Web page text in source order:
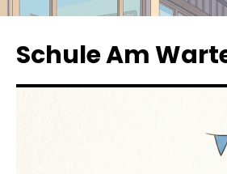
springen
Schule Am